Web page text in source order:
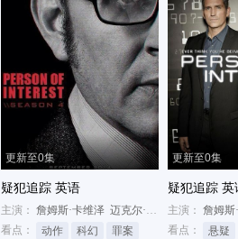
凯瑟琳·道布尔迪
更新至0集
疑犯追踪 英语
主演： 詹姆斯·卡维泽 迈克尔·爱默生
塔拉吉·P·
看点：
动作 科幻 罪案
更新至0集
疑犯追踪 英
主演： 詹姆斯
看点：
悬疑